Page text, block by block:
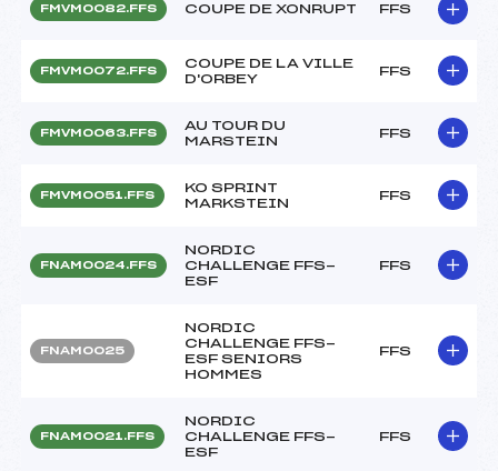
FMVM0082.FFS COUPE DE XONRUPT FFS
FMVM0072.FFS
COUPE DE LA VILLE
D'ORBEY
FFS
FMVM0063.FFS
AU TOUR DU
MARSTEIN
FFS
FMVM0051.FFS
KO SPRINT
MARKSTEIN
FFS
FNAM0024.FFS
NORDIC
CHALLENGE FFS-
ESF
FFS
FNAM0025
NORDIC
CHALLENGE FFS-
ESF SENIORS
HOMMES
FFS
FNAM0021.FFS
NORDIC
CHALLENGE FFS-
ESF
FFS